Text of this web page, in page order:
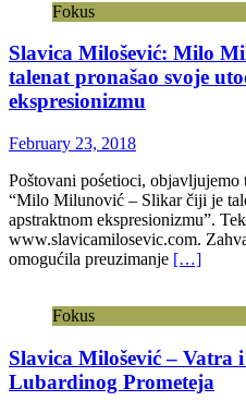
Fokus
Slavica Milošević: Milo
talenat pronašao svoje
ekspresionizmu
February 23, 2018
Poštovani pośetioci,
“Milo Milunović – Slikar čiji je
apstraktnom ekspresionizmu”.
www.slavicamilosevic.com.
omogućila preuzimanje […]
Fokus
Slavica Milošević – Vatra
Lubardinog Prometeja